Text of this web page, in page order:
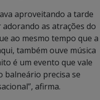
aproveitando a tarde
as atrações do
ao mesmo tempo que a
também ouve música
é um evento que vale
balneário precisa se
afirma.